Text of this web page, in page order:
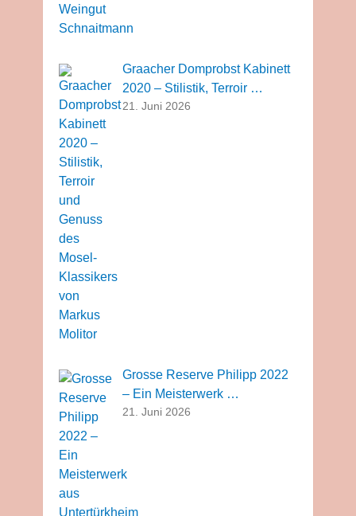
Graacher Domprobst Kabinett
2020 – Stilistik, Terroir …
21. Juni 2026
Grosse Reserve Philipp 2022
– Ein Meisterwerk …
21. Juni 2026